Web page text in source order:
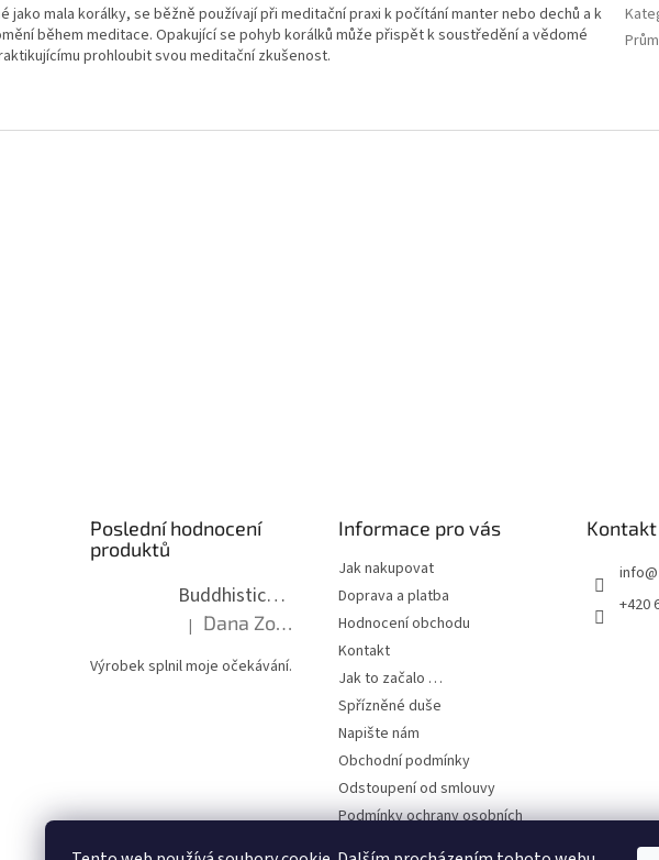
jako mala korálky, se běžně používají při meditační praxi k počítání manter nebo dechů a k
během meditace. Opakující se pohyb korálků může přispět k soustředění a vědomé
prohloubit svou meditační zkušenost.
Poslední hodnocení
produktů
Buddhistická mala dlouhá - tmavé dřevo s uzlíky 8 mm
Hodnocení produktu je 5 z 5 hvězdiček.
| Dana Zoubkova
Výrobek splnil moje očekávání.
Informace pro vás
Jak nakupovat
Doprava a platba
Hodnocení obchodu
Kontakt
Jak to začalo …
Spřízněné duše
Napište nám
Obchodní podmínky
Odstoupení od smlouvy
Podmínky ochrany osobních
Kontakt
info@
+420